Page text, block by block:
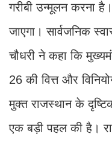
गरीबी उन्मूलन करना
जाएगा। सार्वजनिक
चौधरी ने कहा कि
26 की वित्त और
मुक्त राजस्थान के
एक बड़ी पहल की है।